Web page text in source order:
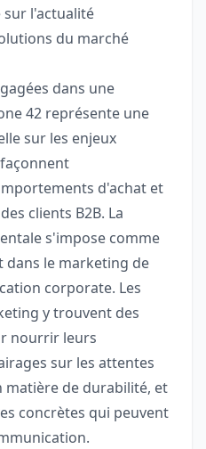
l'actualité
du marché
dans une
42 représente une
sur les enjeux
d'achat et
clients B2B. La
s'impose comme
le marketing de
corporate. Les
y trouvent des
nourrir leurs
sur les attentes
matière de durabilité, et
concrètes qui peuvent